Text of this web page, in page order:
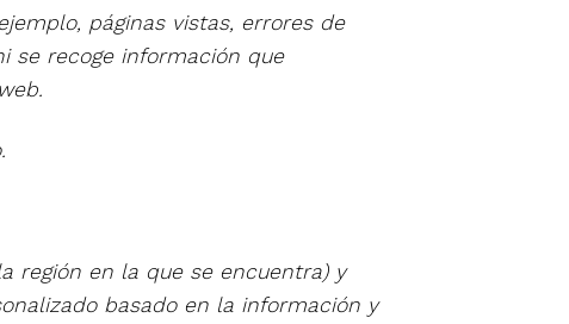
páginas vistas, errores de
se recoge información que
región en la que se encuentra) y
basado en la información y